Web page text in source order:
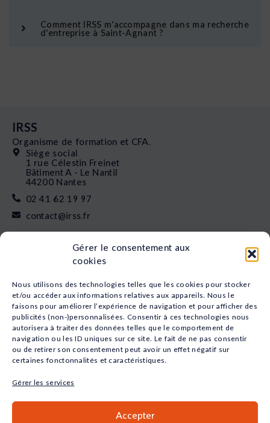
Gérer le consentement aux
cookies
Nous utilisons des technologies telles que les cookies pour stocker
et/ou accéder aux informations relatives aux appareils. Nous le
faisons pour améliorer l’expérience de navigation et pour afficher des
publicités (non-)personnalisées. Consentir à ces technologies nous
autorisera à traiter des données telles que le comportement de
navigation ou les ID uniques sur ce site. Le fait de ne pas consentir
ou de retirer son consentement peut avoir un effet négatif sur
certaines fonctonnalités et caractéristiques.
Gérer les services
Accepter
Comment IRSS m'accompagne dans ma recherche
d'entreprise à Saint-Agnant ?
IRSS
Organisme de formation et CFA.
Siège social
1 rue Célestin Freinet
Bâtiment A - Le Nantil
44200 Nantes
02 41 62 19 97
contact@irss.fr
Nos formations
L’apprentissage
Financement
Qui sommes-nous
Actualités
Nos études
Recrutement
Nos domaines
Animation
Santé
Social